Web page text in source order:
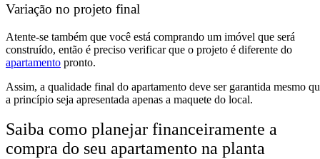
Variação no projeto final
Atente-se também que você está comprando um imóvel que será
construído, então é preciso verificar que o projeto é diferente do
apartamento pronto.
Assim, a qualidade final do apartamento deve ser garantida mesmo
a princípio seja apresentada apenas a maquete do local.
Saiba como planejar financeiramente a
compra do seu apartamento na planta